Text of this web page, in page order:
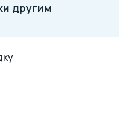
другим